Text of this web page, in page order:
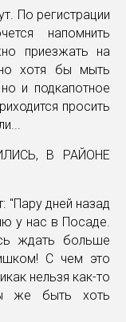
По регистрации
напомнить
приезжать на
хотя бы мыть
и подкапотное
просить
"Пару дней назад
у нас в Посаде.
ждать больше
С чем это
нельзя как-то
же быть хоть